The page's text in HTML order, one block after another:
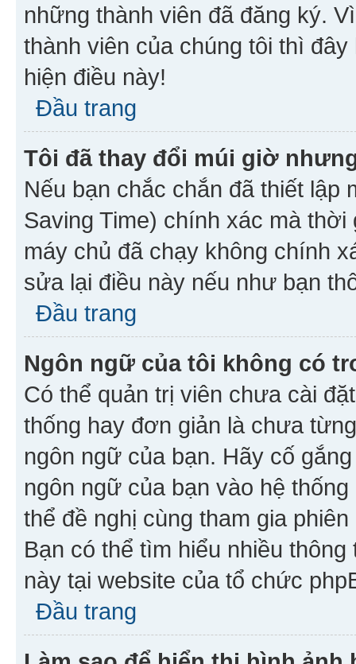
những thành viên đã đăng ký.
thành viên của chúng tôi thì
hiện điều này!
Đầu trang
Tôi đã thay đổi múi giờ
Nếu bạn chắc chắn đã thiết lập
Saving Time) chính xác mà
máy chủ đã chạy không chính
sửa lại điều này nếu như bạn
Đầu trang
Ngôn ngữ của tôi không có
Có thể quản trị viên chưa cài
thống hay đơn giản là chưa
ngôn ngữ của bạn. Hãy cố
ngôn ngữ của bạn vào hệ
thể đề nghị cùng tham gia
Bạn có thể tìm hiểu nhiều
này tại website của tổ chức
Đầu trang